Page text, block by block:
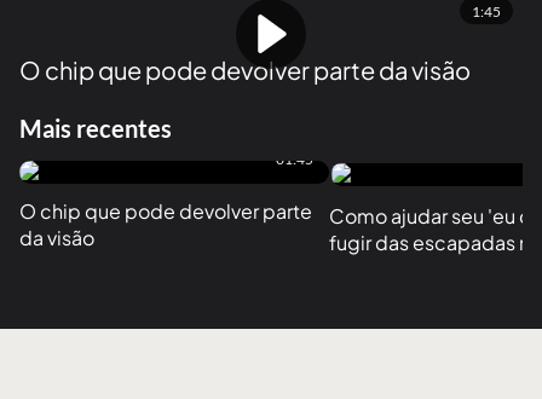
1:45
O chip que pode devolver parte da visão
Mais recentes
01:45
O chip que pode devolver parte
da visão
Como ajudar seu 'eu
fugir das escapadas